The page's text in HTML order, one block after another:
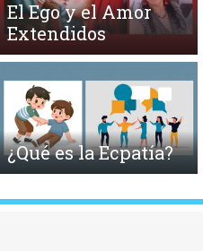
El Ego y el Amor
Extendidos
¿Qué es la Ecpatía?